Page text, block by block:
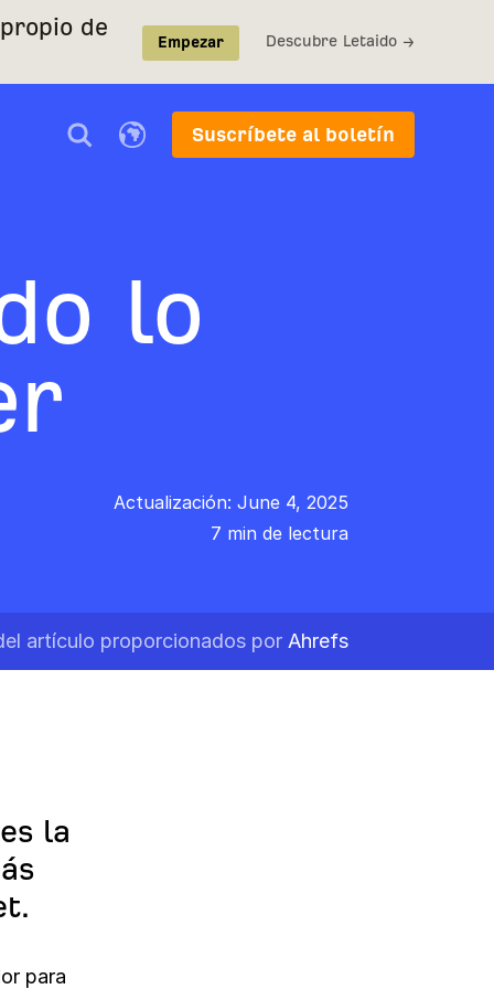
de
Empezar Descubre Letaido →
Suscríbete al boletín
lo
Actualización: June 4, 2025
7 min de lectura
artículo proporcionados por Ahrefs
la
para